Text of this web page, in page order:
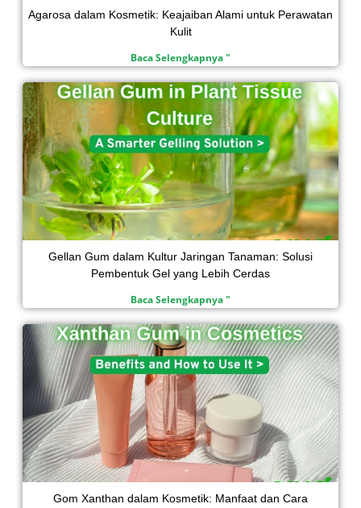
Agarosa dalam Kosmetik: Keajaiban Alami untuk Perawatan
Kulit
Baca Selengkapnya "
Gellan Gum dalam Kultur Jaringan Tanaman: Solusi
Pembentuk Gel yang Lebih Cerdas
Baca Selengkapnya "
Gom Xanthan dalam Kosmetik: Manfaat dan Cara